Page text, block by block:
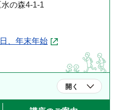
の森4-1-1
、年末年始
開く